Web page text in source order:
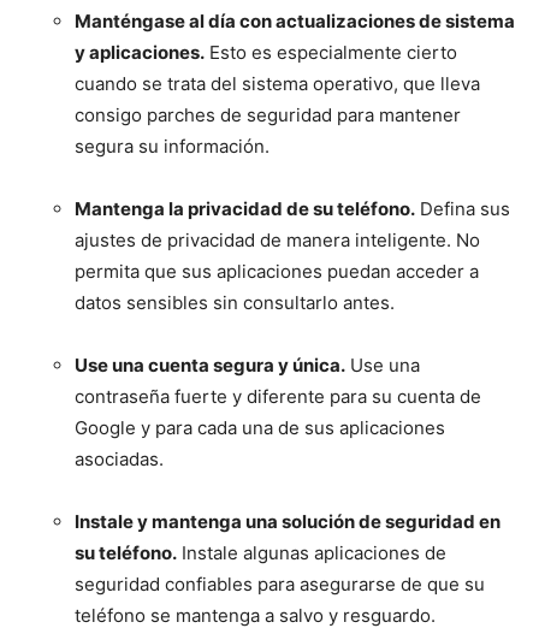
Manténgase al día con actualizaciones de sistema
y aplicaciones. Esto es especialmente cierto
cuando se trata del sistema operativo, que lleva
consigo parches de seguridad para mantener
segura su información.
Mantenga la privacidad de su teléfono. Defina sus
ajustes de privacidad de manera inteligente. No
permita que sus aplicaciones puedan acceder a
datos sensibles sin consultarlo antes.
Use una cuenta segura y única. Use una
contraseña fuerte y diferente para su cuenta de
Google y para cada una de sus aplicaciones
asociadas.
Instale y mantenga una solución de seguridad en
su teléfono. Instale algunas aplicaciones de
seguridad confiables para asegurarse de que su
teléfono se mantenga a salvo y resguardo.